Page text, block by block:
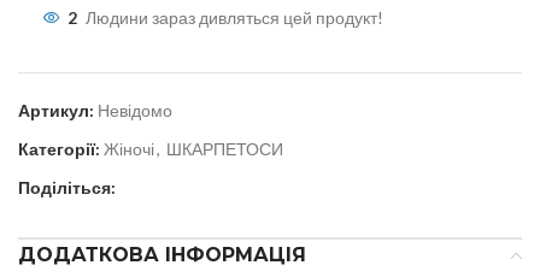
2 Людини зараз дивляться цей продукт!
Артикул: Невідомо
Категорії: Жіночі, ШКАРПЕТОСИ
Поділіться:
ДОДАТКОВА ІНФОРМАЦІЯ